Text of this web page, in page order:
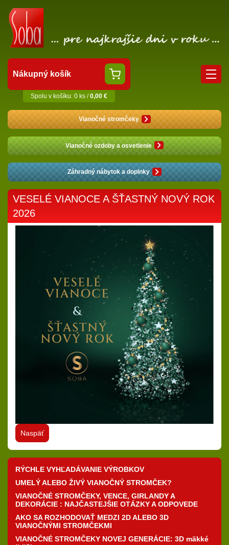
Nákupný košík
Spolu v košíku: 0 ks /0,00 €
Vianočné stromčeky
Vianočné ozdoby a osvetlenie
Záhradný nábytok a doplnky
VESELÉ VIANOCE A ŠŤASTNÝ NOVÝ ROK
2026
Naspäť
RÝCHLE VYHĽADÁVANIE VÝROBKOV
UMELÝ ALEBO ŽIVÝ VIANOČNÝ STROMČEK?
VIANOČNÉ STROMČEKY, VENCE, GIRLANDY A
DEKORÁCIE : NAJČASTEJŠIE OTÁZKY A ODPOVEDE
AKO SA ROZHODOVAŤ MEDZI 2D ALEBO 3D
VIANOČNÝMI STROMČEKMI
VIANOČNÉ STROMČEKY NOVEJ GENERÁCIE: 3D mäkké